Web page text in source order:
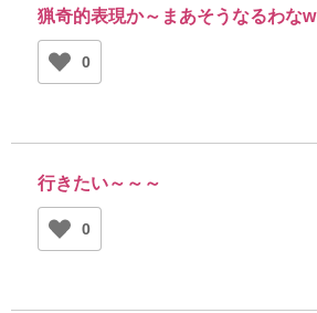
猟奇的表現か～まあそうなるわなw
0
行きたい～～～
0